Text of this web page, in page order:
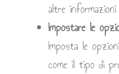
altre
Impostare le
Imposta le
come il tipo di